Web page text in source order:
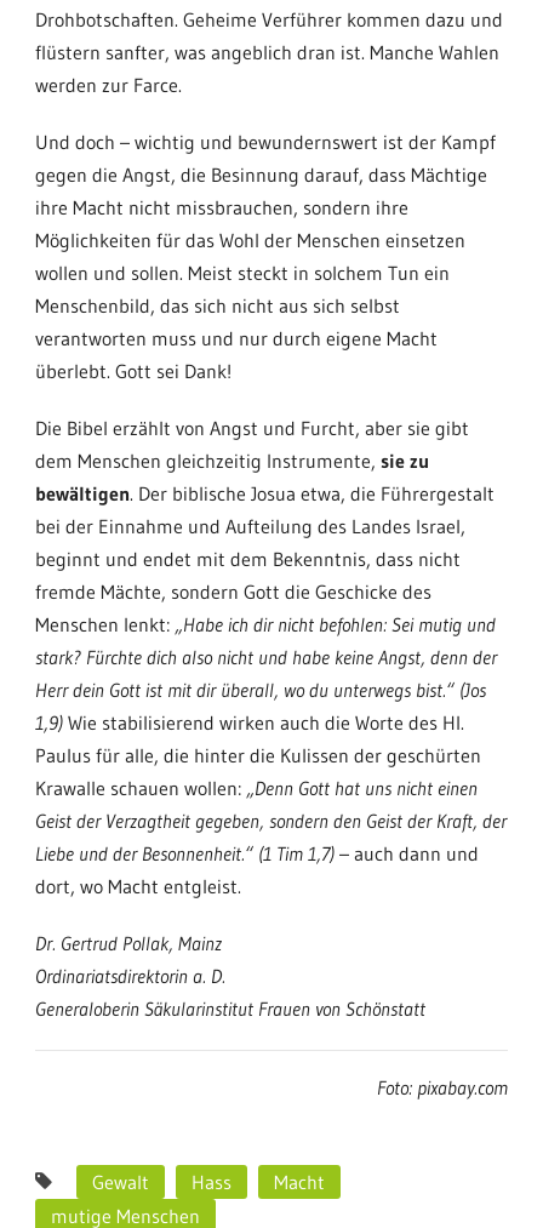
Drohbotschaften. Geheime Verführer kommen dazu und
flüstern sanfter, was angeblich dran ist. Manche Wahlen
werden zur Farce.
Und doch – wichtig und bewundernswert ist der Kampf
gegen die Angst, die Besinnung darauf, dass Mächtige
ihre Macht nicht missbrauchen, sondern ihre
Möglichkeiten für das Wohl der Menschen einsetzen
wollen und sollen. Meist steckt in solchem Tun ein
Menschenbild, das sich nicht aus sich selbst
verantworten muss und nur durch eigene Macht
überlebt. Gott sei Dank!
Die Bibel erzählt von Angst und Furcht, aber sie gibt
dem Menschen gleichzeitig Instrumente, sie zu
bewältigen. Der biblische Josua etwa, die Führergestalt
bei der Einnahme und Aufteilung des Landes Israel,
beginnt und endet mit dem Bekenntnis, dass nicht
fremde Mächte, sondern Gott die Geschicke des
Menschen lenkt: „Habe ich dir nicht befohlen: Sei mutig und
stark? Fürchte dich also nicht und habe keine Angst, denn der
Herr dein Gott ist mit dir überall, wo du unterwegs bist.“ (Jos
1,9) Wie stabilisierend wirken auch die Worte des Hl.
Paulus für alle, die hinter die Kulissen der geschürten
Krawalle schauen wollen: „Denn Gott hat uns nicht einen
Geist der Verzagtheit gegeben, sondern den Geist der Kraft, der
Liebe und der Besonnenheit.“ (1 Tim 1,7) – auch dann und
dort, wo Macht entgleist.
Dr. Gertrud Pollak, Mainz
Ordinariatsdirektorin a. D.
Generaloberin Säkularinstitut Frauen von Schönstatt
Foto: pixabay.com
Gewalt Hass
Macht
mutige Menschen